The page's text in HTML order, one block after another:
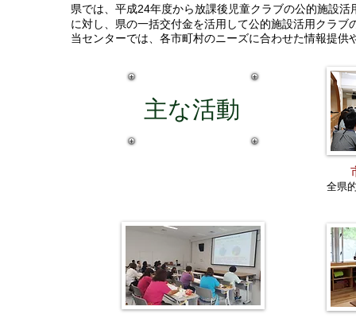
県では、平成24年度から放課後児童クラブの公的施設活
に対し、県の一括交付金を活用して公的施設活用クラ
当センターでは、各市町村のニーズに合わせた情報提供
​主な活動
全県